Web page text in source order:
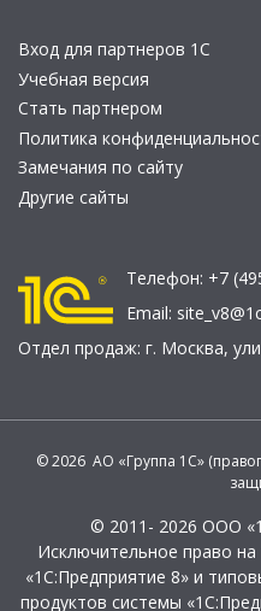
Вход для партнеров 1С
Учебная версия
Стать партнером
Политика
Замечания по сайту
Другие сайты
Телефон: +7
Email:
Отдел продаж: г. Москва,
© 2026 АО «Группа 1С»
© 2011- 2026 ООО
Исключительное право
«1С:Предприятие 8» и
продуктов системы